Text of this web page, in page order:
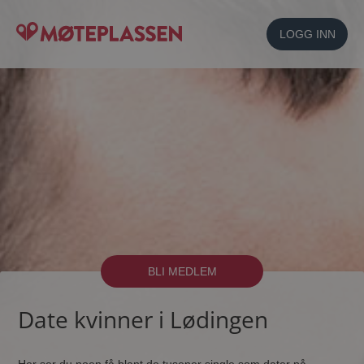
LOGG INN
BLI MEDLEM
Date kvinner i Lødingen